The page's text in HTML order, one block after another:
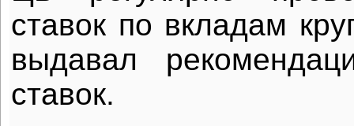
ставок по вкладам
выдавал
ставок.